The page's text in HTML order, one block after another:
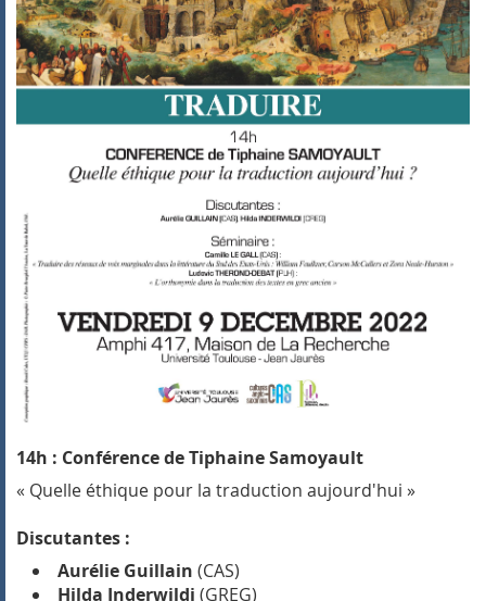
14h : Conférence de Tiphaine Samoyault
« Quelle éthique pour la traduction aujourd'hui »
Discutantes :
Aurélie Guillain (CAS)
Hilda Inderwildi (GREG)